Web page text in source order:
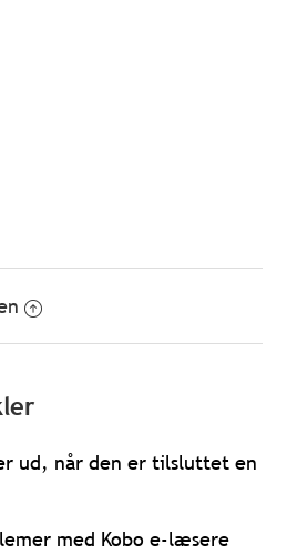
ud, når den er tilsluttet en
med Kobo e-læsere